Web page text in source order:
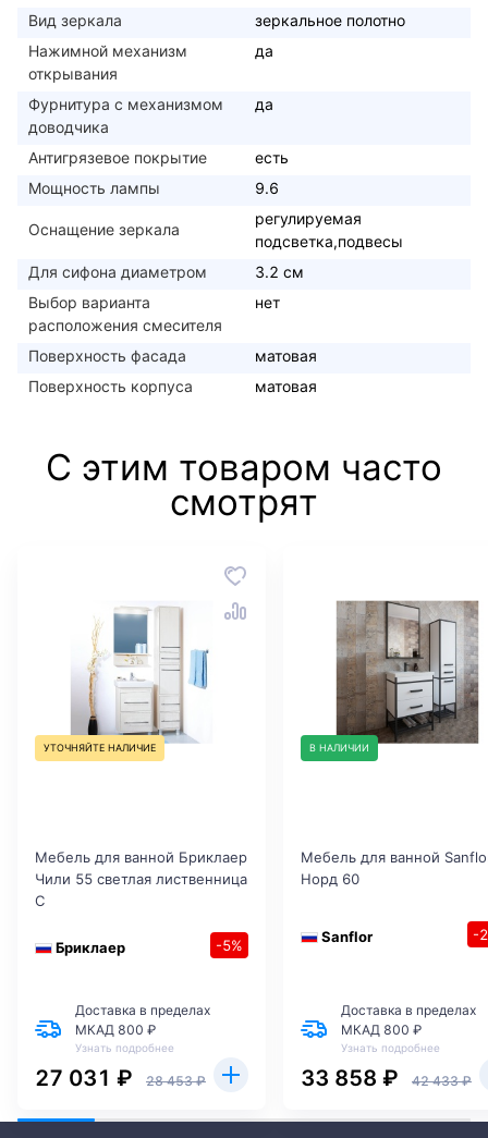
Вид зеркала
зеркальное полотно
Нажимной механизм
открывания
да
Фурнитура с механизмом
доводчика
да
Антигрязевое покрытие
есть
Мощность лампы
9.6
Оснащение зеркала
регулируемая
подсветка,подвесы
Для сифона диаметром
3.2 см
Выбор варианта
расположения смесителя
нет
Поверхность фасада
матовая
Поверхность корпуса
матовая
С этим товаром часто
смотрят
УТОЧНЯЙТЕ НАЛИЧИЕ
Мебель для ванной Бриклаер
Чили 55 светлая лиственница
С
Бриклаер -5%
Доставка в пределах
МКАД 800 ₽
Узнать подробнее
27 031 ₽ 28 453 ₽
В НАЛИЧИИ
Мебель для ванной
Норд 60
Sanflor -
Доставка в пределах
МКАД 800 ₽
Узнать подробнее
33 858 ₽ 42 433 ₽